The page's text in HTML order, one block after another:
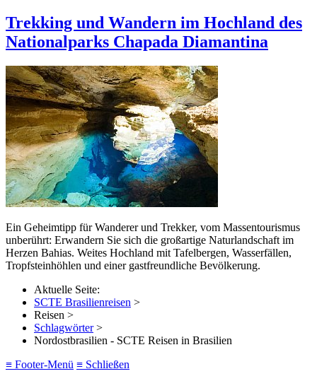
Trekking und Wandern im Hochland des
National­parks Chapada Diamantina
Ein Geheimtipp für Wanderer und Trekker, vom Massentourismus
unberührt: Erwandern Sie sich die großartige Naturlandschaft im
Herzen Bahias. Weites Hochland mit Tafelbergen, Wasserfällen,
Tropfsteinhöhlen und einer gastfreundliche Bevölkerung.
Aktuelle Seite:
SCTE Brasilienreisen >
Reisen >
Schlagwörter >
Nordostbrasilien - SCTE Reisen in Brasilien
≡ Footer-Menü ≡ Schließen